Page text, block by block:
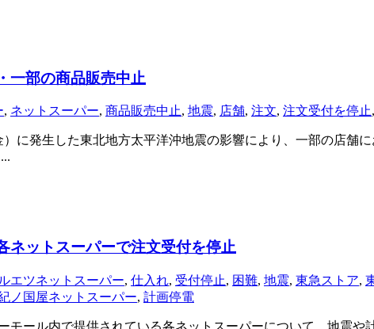
一部の商品販売中止
, ネットスーパー, 商品販売中止, 地震, 店舗, 注文, 注文受付を停止,
に発生した東北地方太平洋沖地震の影響により、一部の店舗
ネットスーパーで注文受付を停止
エツネットスーパー, 仕入れ, 受付停止, 困難, 地震, 東急ストア,
ノ国屋ネットスーパー, 計画停電
モール内で提供されている各ネットスーパーについて、地震